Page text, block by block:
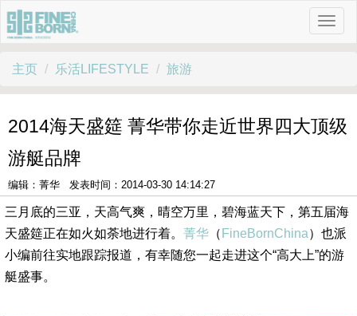
主页 乐活LIFESTYLE 旅游
2014海天盛筵 菁华带你走近世界四大顶级
游艇品牌
编辑：菁华 发表时间：2014-03-30 14:14:27
三月底的三亚，天高气爽，晴空万里，碧海蓝天下，第五届海
天盛筵正在如火如荼地进行着。 菁华 （ FineBornChina）也派
小编前往实地跟踪报道，有幸随您一起走进这个“高大上”的游
艇盛事。